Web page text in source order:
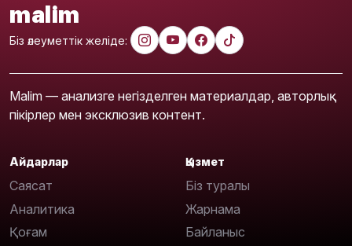
malim
Біз әлеуметтік желіде:
Malim — анализге негізделген материалдар, авторлық
пікірлер мен эксклюзив контент.
Айдарлар
Саясат
Аналитика
Қоғам
Қызмет
Біз туралы
Жарнама
Байланыс